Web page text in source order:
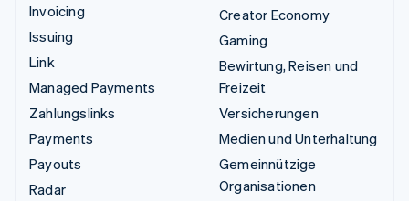
Invoicing
Issuing
Link
Managed Payments
Zahlungslinks
Payments
Payouts
Radar
Creator Economy
Gaming
Bewirtung, Reisen und
Freizeit
Versicherungen
Medien und Unterhaltung
Gemeinnützige
Organisationen